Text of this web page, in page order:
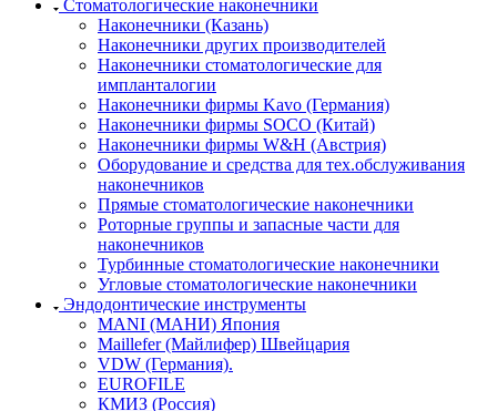
Стоматологические наконечники
Наконечники (Казань)
Наконечники других производителей
Наконечники стоматологические для
импланталогии
Наконечники фирмы Kavo (Германия)
Наконечники фирмы SOCO (Китай)
Наконечники фирмы W&H (Австрия)
Оборудование и средства для тех.обслуживания
наконечников
Прямые стоматологические наконечники
Роторные группы и запасные части для
наконечников
Турбинные стоматологические наконечники
Угловые стоматологические наконечники
Эндодонтические инструменты
MANI (МАНИ) Япония
Maillefer (Майлифер) Швейцария
VDW (Германия).
EUROFILE
КМИЗ (Россия)